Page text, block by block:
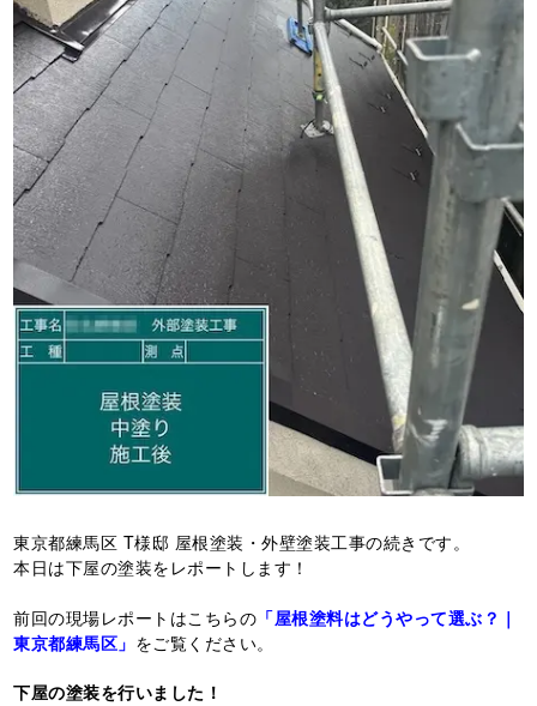
東京都練馬区 T様邸 屋根塗装・外壁塗装工事の続きです。
本日は下屋の塗装をレポートします！
前回の現場レポートはこちらの 「屋根塗料はどうやって選ぶ？｜
東京都練馬区」 をご覧ください。
下屋の塗装を行いました！